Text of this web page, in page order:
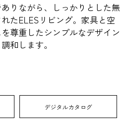
りながら、しっかりとした無
たELESリビング。家具と空
尊重したシンプルなデザイン
和します。
デジタルカタログ